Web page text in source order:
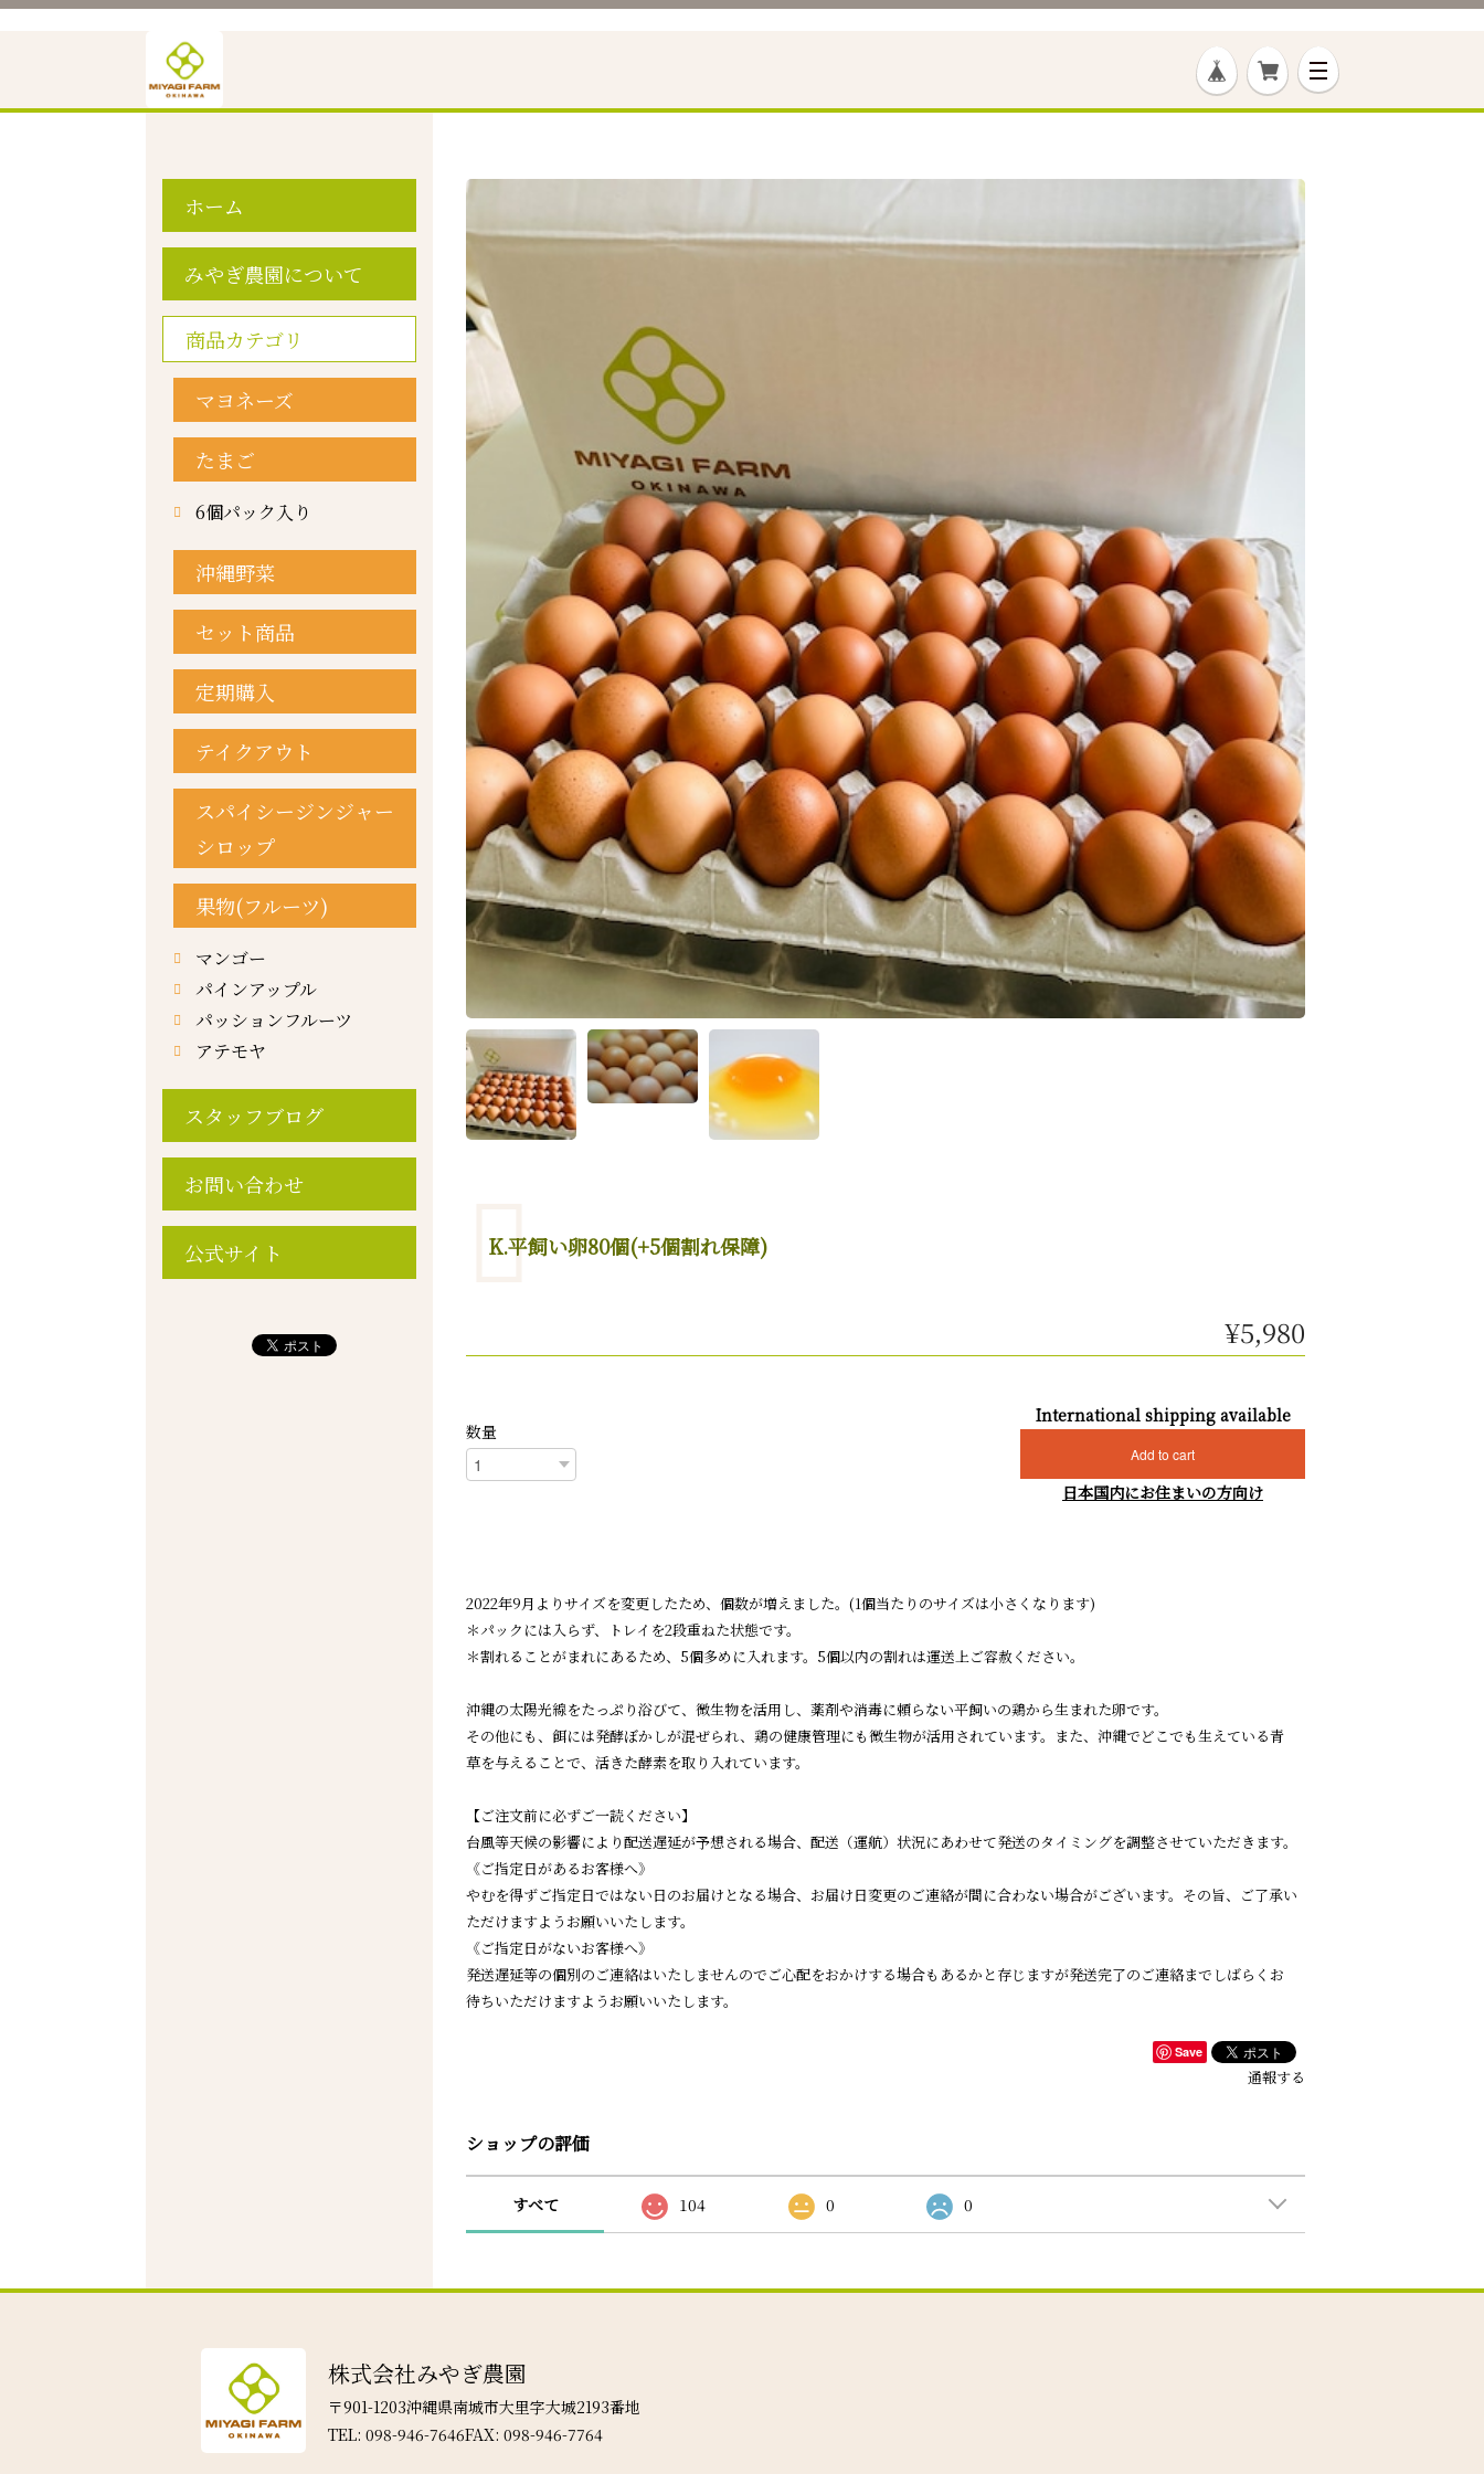
ホーム
みやぎ農園について
商品カテゴリ
マヨネーズ
たまご
6個パック入り
沖縄野菜
セット商品
定期購入
テイクアウト
スパイシージンジャー
シロップ
果物(フルーツ)
マンゴー
パインアップル
パッションフルーツ
アテモヤ
スタッフブログ
お問い合わせ
公式サイト K.平飼い卵80個(+5個割れ保障)
¥5,980
数量
International shipping available
Add to cart
日本国内にお住まいの方向け
2022年9月よりサイズを変更したため、個数が増えました。(1個当たりのサイズは小さくなります)
＊パックには入らず、トレイを2段重ねた状態です。
＊割れることがまれにあるため、5個多めに入れます。5個以内の割れは運送上ご容赦ください。
沖縄の太陽光線をたっぷり浴びて、微生物を活用し、薬剤や消毒に頼らない平飼いの鶏から生まれた卵です。
その他にも、餌には発酵ぼかしが混ぜられ、鶏の健康管理にも微生物が活用されています。また、沖縄でどこでも生えている青
草を与えることで、活きた酵素を取り入れています。
【ご注文前に必ずご一読ください】
台風等天候の影響により配送遅延が予想される場合、配送（運航）状況にあわせて発送のタイミングを調整させていただきます。
《ご指定日があるお客様へ》
やむを得ずご指定日ではない日のお届けとなる場合、お届け日変更のご連絡が間に合わない場合がございます。その旨、ご了承い
ただけますようお願いいたします。
《ご指定日がないお客様へ》
発送遅延等の個別のご連絡はいたしませんのでご心配をおかけする場合もあるかと存じますが発送完了のご連絡までしばらくお
待ちいただけますようお願いいたします。
Save
通報する
ショップの評価
すべて 104 0 0
株式会社みやぎ農園
〒901-1203沖縄県南城市大里字大城2193番地
TEL: 098-946-7646FAX: 098-946-7764